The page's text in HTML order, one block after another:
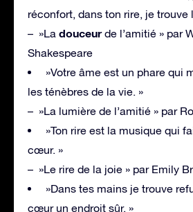
réconfort, dans ton rire, je trouve
– »La douceurde l’amitié » par
Shakespeare
»Votre âme est un phare qui
les ténèbres de la vie. »
– »La lumière de l’amitié » par
»Ton rire est la musique qui
cœur. »
– »Le rire de la joie » par Emily
»Dans tes mains je trouve
cœur un endroit sûr. »